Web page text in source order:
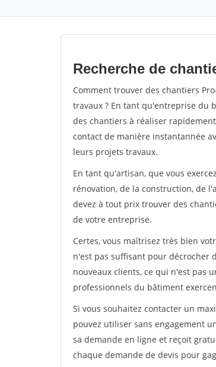
Recherche de
Comment trouver des chantiers
travaux ? En tant qu'entreprise du
des chantiers à réaliser
contact de manière instantannée
leurs projets travaux.
En tant qu'artisan, que vous
rénovation, de la construction, de
devez à tout prix trouver des
de votre entreprise.
Certes, vous maîtrisez très bien
n'est pas suffisant pour décrocher
nouveaux clients, ce qui n'est pas
professionnels du bâtiment
Si vous souhaitez contacter un
pouvez utiliser sans engagement
sa demande en ligne et reçoit
chaque demande de devis pour